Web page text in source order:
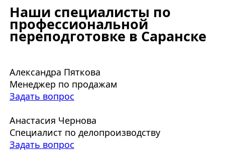
Наши специалисты по
профессиональной
переподготовке в Саранске
Александра Пяткова
Менеджер по продажам
Задать вопрос
Анастасия Чернова
Специалист по делопроизводству
Задать вопрос